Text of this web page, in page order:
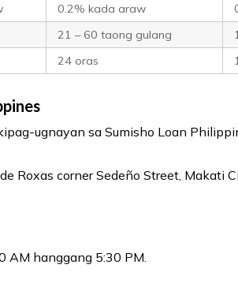
0.2% kada araw
21 – 60 taong gulang
24 oras
ugnayan sa Sumisho Loan
Roxas corner Sedeño Street, Makati
AM hanggang 5:30 PM.